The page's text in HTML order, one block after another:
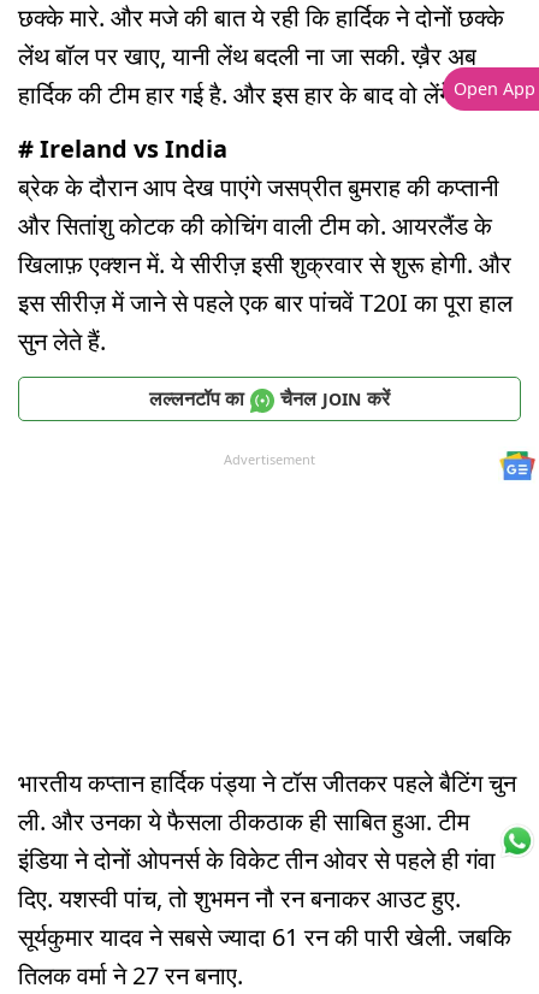
छक्के मारे. और मजे की बात ये रही कि हार्दिक ने दोनों छक्के
लेंथ बॉल पर खाए, यानी लेंथ बदली ना जा सकी. ख़ैर अब
हार्दिक की टीम हार गई है. और इस हार के बाद वो लेंगे ब्रेक.
# Ireland vs India
ब्रेक के दौरान आप देख पाएंगे जसप्रीत बुमराह की कप्तानी
और सितांशु कोटक की कोचिंग वाली टीम को. आयरलैंड के
खिलाफ़ एक्शन में. ये सीरीज़ इसी शुक्रवार से शुरू होगी. और
इस सीरीज़ में जाने से पहले एक बार पांचवें T20I का पूरा हाल
सुन लेते हैं.
लल्लनटॉप का चैनल JOIN करें
Advertisement
भारतीय कप्तान हार्दिक पंड्या ने टॉस जीतकर पहले बैटिंग चुन
ली. और उनका ये फैसला ठीकठाक ही साबित हुआ. टीम
इंडिया ने दोनों ओपनर्स के विकेट तीन ओवर से पहले ही गंवा
दिए. यशस्वी पांच, तो शुभमन नौ रन बनाकर आउट हुए.
सूर्यकुमार यादव ने सबसे ज्यादा 61 रन की पारी खेली. जबकि
तिलक वर्मा ने 27 रन बनाए.
Open App